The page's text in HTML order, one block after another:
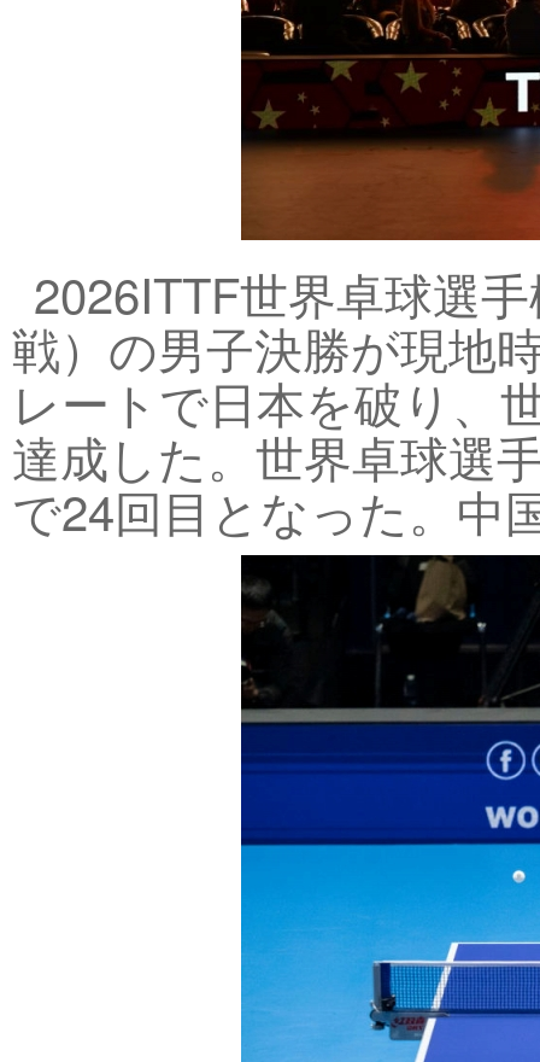
2026ITTF世界卓球選
戦）の男子決勝が現地
レートで日本を破り、
達成した。世界卓球選
で24回目となった。中